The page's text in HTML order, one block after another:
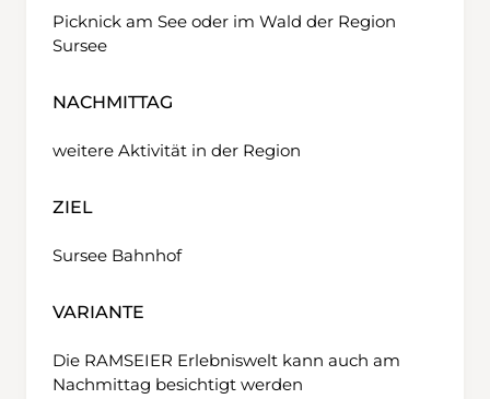
Picknick am See oder im Wald der Region
Sursee
NACHMITTAG
weitere Aktivität in der Region
ZIEL
Sursee Bahnhof
VARIANTE
Die RAMSEIER Erlebniswelt kann auch am
Nachmittag besichtigt werden